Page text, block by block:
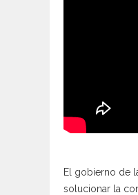
El gobierno de
solucionar la